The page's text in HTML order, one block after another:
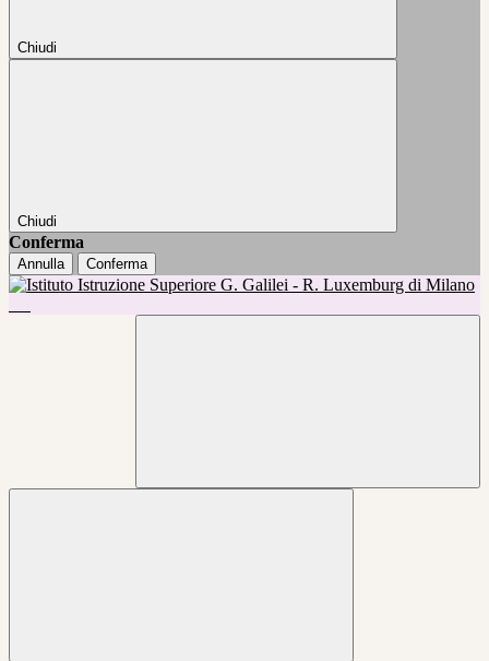
Chiudi
Chiudi
Conferma
Annulla Conferma